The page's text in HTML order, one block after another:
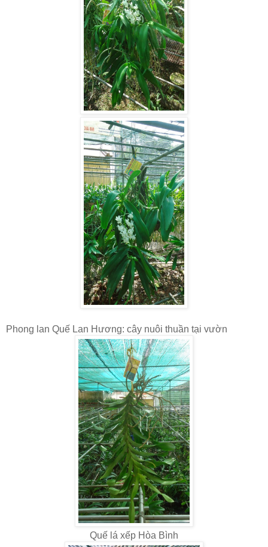
Phong lan Quế Lan Hương: cây nuôi thuần tại vườn
Quế lá xếp Hòa Bình